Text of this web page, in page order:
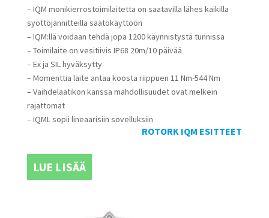
– IQM monikierrostoimilaitetta on saatavilla lähes kaikilla
syöttöjännitteillä säätökäyttöön
– IQM:llä voidaan tehdä jopa 1200 käynnistystä tunnissa
– Toimilaite on vesitiivis IP68 20m/10 päivää
– Ex ja SIL hyväksytty
– Momenttia laite antaa koosta riippuen 11 Nm-544 Nm
– Vaihdelaatikon kanssa mahdollisuudet ovat melkein
rajattomat
– IQML sopii lineaarisiin sovelluksiin
ROTORK IQM ESITTEET
LUE LISÄÄ